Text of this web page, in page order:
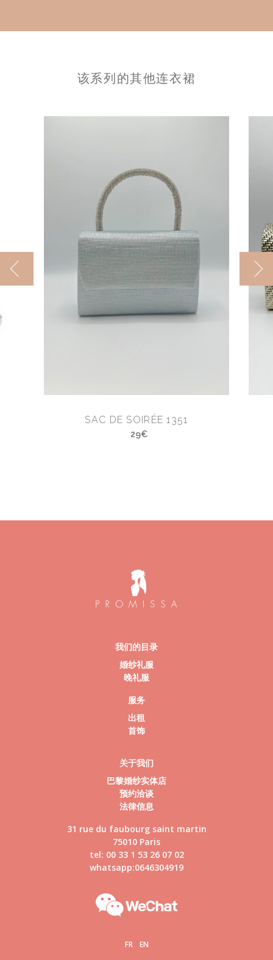
该系列的其他连衣裙
SAC DE SOIRÉE 1351
29€
我们的目录
婚纱礼服
晚礼服
服务
出租
首饰
关于我们
巴黎婚纱实体店
预约洽谈
法律信息
31 rue du faubourg saint martin
75010 Paris
tel: 00 33 1 53 26 07 02
whatsapp:0646304919
FR EN